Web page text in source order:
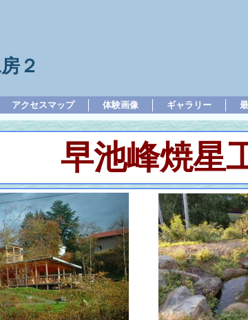
２
アクセスマップ 体験画像 ギャラリー
早池峰焼星